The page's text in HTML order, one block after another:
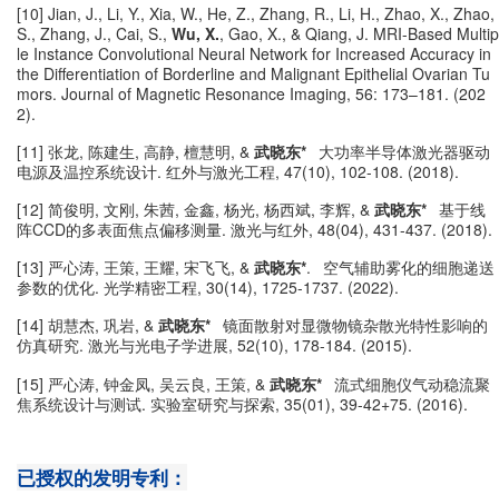
[10] Jian, J., Li, Y., Xia, W., He, Z., Zhang, R., Li, H., Zhao, X., Zhao,
S., Zhang, J., Cai, S., Wu, X., Gao, X., & Qiang, J. MRI-Based Multip
le Instance Convolutional Neural Network for Increased Accuracy in
the Differentiation of Borderline and Malignant Epithelial Ovarian Tu
mors. Journal of Magnetic Resonance Imaging, 56: 173–181. (202
2).
[11] 张龙, 陈建生, 高静, 檀慧明, & 武晓东* 大功率半导体激光器驱动
电源及温控系统设计. 红外与激光工程, 47(10), 102-108. (2018).
[12] 简俊明, 文刚, 朱茜, 金鑫, 杨光, 杨西斌, 李辉, & 武晓东* 基于线
阵CCD的多表面焦点偏移测量. 激光与红外, 48(04), 431-437. (2018).
[13] 严心涛, 王策, 王耀, 宋飞飞, & 武晓东*. 空气辅助雾化的细胞递送
参数的优化. 光学精密工程, 30(14), 1725-1737. (2022).
[14] 胡慧杰, 巩岩, & 武晓东* 镜面散射对显微物镜杂散光特性影响的
仿真研究. 激光与光电子学进展, 52(10), 178-184. (2015).
[15] 严心涛, 钟金凤, 吴云良, 王策, & 武晓东* 流式细胞仪气动稳流聚
焦系统设计与测试. 实验室研究与探索, 35(01), 39-42+75. (2016).
已授权的发明专利：